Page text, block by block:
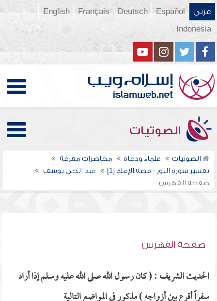
عربي Español
Deutsch
Français
English
Indonesia
الصوتيات
الصوتيات علماء ودعاة
محاضرات مفرغة
تفسير سورة النور - قصة الإفك [1]
عبد الحي يوسف
صفحة الفهرس
صفحة الفهرس
الحديث الشريف : ( كان رسول الله صلى الله عليه وسلم إذا أراد